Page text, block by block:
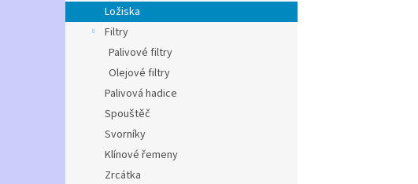
Ložiska
Filtry
Palivové filtry
Olejové filtry
Palivová hadice
Spouštěč
Svorníky
Klínové řemeny
Zrcátka